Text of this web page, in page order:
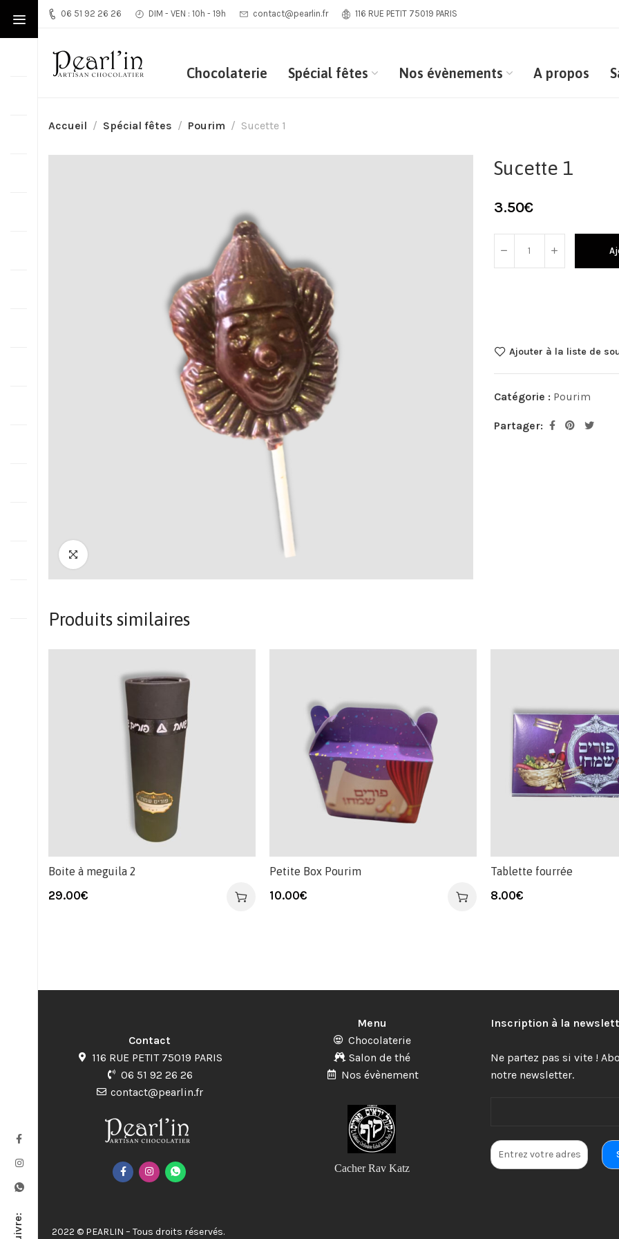
06 51 92 26 26 DIM - VEN : 10h - 19h contact@pearlin.fr 116 RUE PETIT 75019 PARIS
Chocolaterie Spécial fêtes Nos évènements A propos
Accueil Spécial fêtes Pourim Sucette 1
Sucette 1
3.50€
Ajouter à la liste de
Catégorie : Pourim
Partager:
Produits similaires
Boite à meguila 2
29.00€
Petite Box Pourim
10.00€
Tablette fourrée
8.00€
Contact
116 RUE PETIT 75019 PARIS
06 51 92 26 26
contact@pearlin.fr
Menu
Chocolaterie
Salon de thé
Nos évènement
Cacher Rav Katz
Inscription à la
Ne partez pas si vite !
notre newsletter.
2022 © PEARLIN – Tous droits réservés.
Suivre: